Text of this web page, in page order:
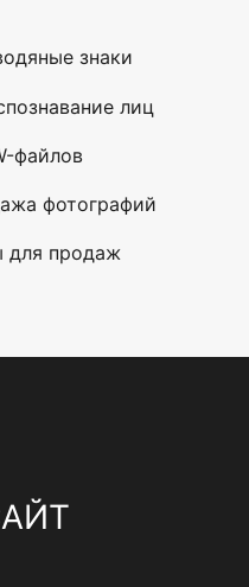
знаки
лиц
файлов
фотографий
для продаж